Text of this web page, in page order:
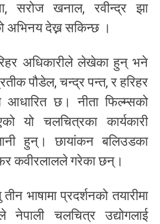
सरोज खनाल, रवीन्द्र झा
अभिनय देख्न सकिन्छ ।
अधिकारीले लेखेका हुन् भने
पौडेल, चन्द्र पन्त, र हरिहर
आधारित छ। नीता फिल्म्सको
यो चलचित्रका कार्यकारी
हुन्। छायांकन बलिउडका
कवीरलालले गरेका छन्।
भाषामा प्रदर्शनको तयारीमा
नेपाली चलचित्र उद्योगलाई